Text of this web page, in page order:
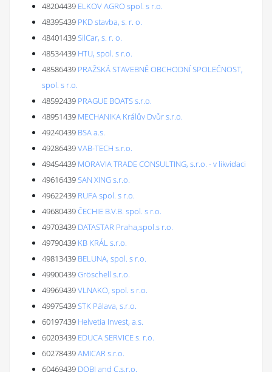
48204439 ELKOV AGRO spol. s r.o.
48395439 PKD stavba, s. r. o.
48401439SilCar, s. r. o.
48534439 HTU, spol. s r.o.
48586439 PRAŽSKÁ STAVEBNĚ OBCHODNÍ SPOLEČNOST,
spol. s r.o.
48592439 PRAGUE BOATS s.r.o.
48951439 MECHANIKA Králův Dvůr s.r.o.
49240439 BSA a.s.
49286439VAB-TECH s.r.o.
49454439 MORAVIA TRADE CONSULTING, s.r.o. - v likvidaci
49616439SAN XING s.r.o.
49622439 RUFA spol. s r.o.
49680439ČECHIE B.V.B. spol. s r.o.
49703439 DATASTAR Praha,spol.s r.o.
49790439 KB KRÁL s.r.o.
49813439 BELUNA, spol. s r.o.
49900439Gröschell s.r.o.
49969439VLNAKO, spol. s r.o.
49975439STK Pálava, s.r.o.
60197439 Helvetia Invest, a.s.
60203439 EDUCA SERVICE s. r.o.
60278439AMICAR s.r.o.
60469439 DOBI and C,s.r.o.